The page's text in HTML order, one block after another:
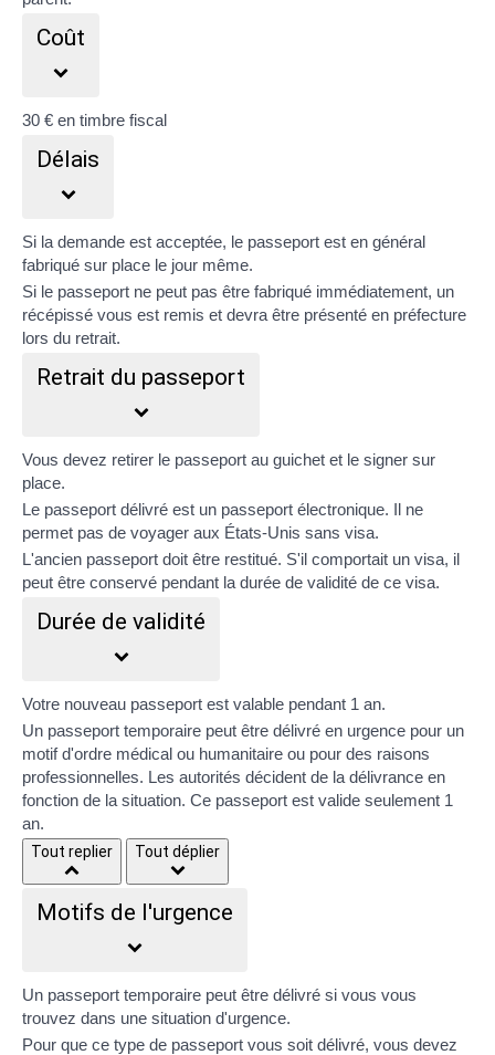
Coût
30 € en timbre fiscal
Délais
Si la demande est acceptée, le passeport est en général
fabriqué sur place le jour même.
Si le passeport ne peut pas être fabriqué immédiatement, un
récépissé vous est remis et devra être présenté en préfecture
lors du retrait.
Retrait du passeport
Vous devez retirer le passeport au guichet et le signer sur
place.
Le passeport délivré est un passeport électronique. Il ne
permet pas de voyager aux États-Unis sans visa.
L'ancien passeport doit être restitué. S'il comportait un visa, il
peut être conservé pendant la durée de validité de ce visa.
Durée de validité
Votre nouveau passeport est valable pendant 1 an.
Un passeport temporaire peut être délivré en urgence pour un
motif d'ordre médical ou humanitaire ou pour des raisons
professionnelles. Les autorités décident de la délivrance en
fonction de la situation. Ce passeport est valide seulement 1
an.
Tout replier Tout déplier
Motifs de l'urgence
Un passeport temporaire peut être délivré si vous vous
trouvez dans une situation d'urgence.
Pour que ce type de passeport vous soit délivré, vous devez